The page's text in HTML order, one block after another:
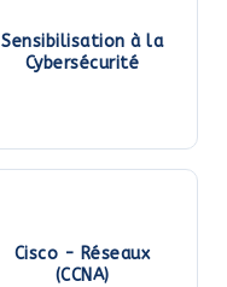
Sensibilisation à la
Cybersécurité
Cisco - Réseaux
(CCNA)